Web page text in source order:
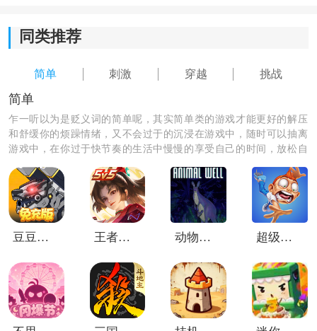
2)关卡难度逐渐增加，能够挑战玩家的反应能力和操作技
3)流畅度高，无卡顿、无延迟，保证玩家的游戏体验更加
流畅舒适。
4)还有复活机制，即使失败了也能重新开始，给玩家更多
机会克服困难，取得胜利。
《WipeOut》小编点评：
1)拥有多种障碍物，每一关都有独特的设计，给玩家带来
新鲜的游戏体验。
2)配乐动感热情，与游戏场景融为一体，为玩家营造紧张
刺激的游戏氛围。
同类推荐
简单 刺激 穿越 挑战
简单
乍一听以为是贬义词的简单呢，其实简单类的游戏才能更好的解压
和舒缓你的烦躁情绪，又不会过于的沉浸在游戏中，随时可以抽离
游戏中，在你过于快节奏的生活中慢慢的享受自己的时间，放松自
豆豆打僵尸内购版 王者荣耀巴西服 动物井移植版 超级坠落弗莱德